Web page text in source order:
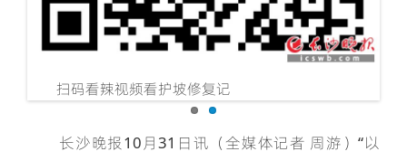
扫码看辣视频看护坡修复记
长沙晚报10月31日讯（全媒体记者 周游）“以